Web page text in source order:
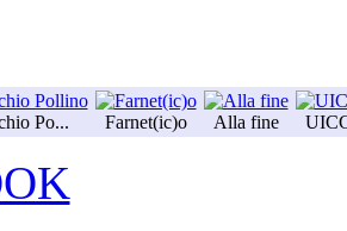
Po... Farnet(ic)o Alla fine